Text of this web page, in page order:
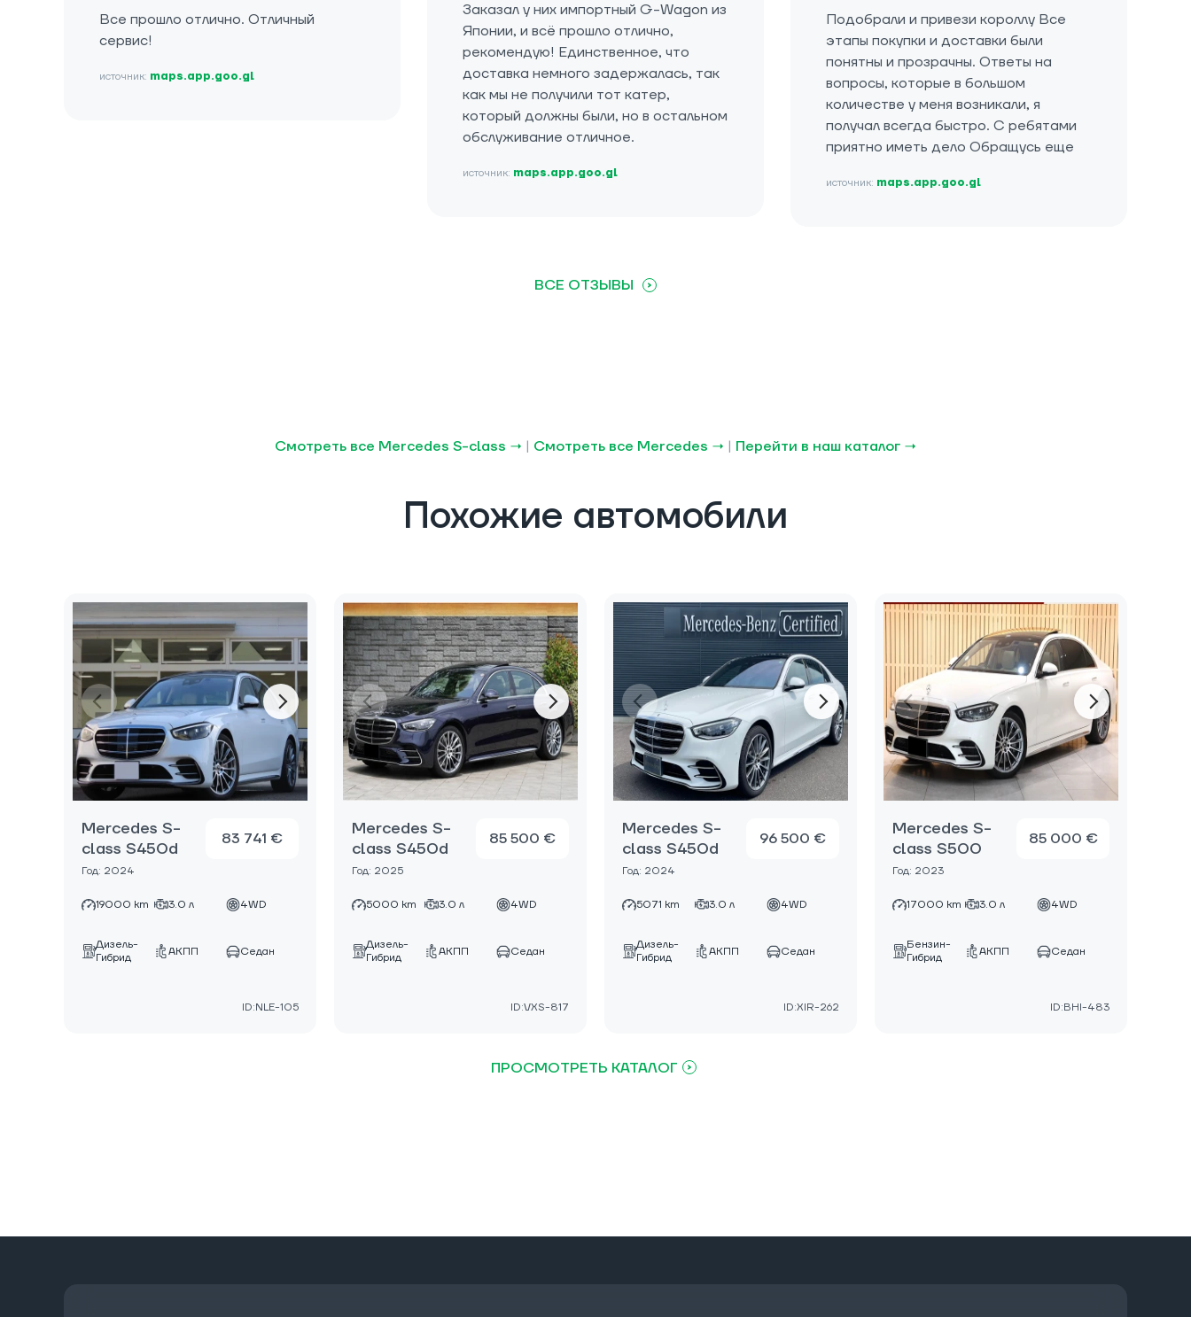
Все прошло отлично. Отличный
сервис!
источник: maps.app.goo.gl
Заказал у них импортный G-Wagon из
Японии, и всё прошло отлично,
рекомендую! Единственное, что
доставка немного задержалась, так
как мы не получили тот катер,
который должны были, но в остальном
обслуживание отличное.
источник: maps.app.goo.gl
Подобрали и привези короллу Все
этапы покупки и доставки были
понятны и прозрачны. Ответы на
вопросы, которые в большом
количестве у меня возникали, я
получал всегда быстро. С ребятами
приятно иметь дело Обращусь еще
источник: maps.app.goo.gl
ВСЕ ОТЗЫВЫ
Смотреть все Mercedes S-class → | Смотреть все Mercedes → | Перейти в наш каталог →
Похожие автомобили
Mercedes S-
class S450d
Год: 2024
83 741 €
19000 km 3.0 л 4WD
Дизель-
Гибрид
АКПП Седан
ID:NLE-105
Mercedes S-
class S450d
Год: 2025
85 500 €
5000 km 3.0 л 4WD
Дизель-
Гибрид
АКПП Седан
ID:VXS-817
Mercedes S-
class S450d
Год: 2024
96 500 €
5071 km 3.0 л 4WD
Дизель-
Гибрид
АКПП Седан
ID:XIR-262
Mercedes S-
class S500
Год: 2023
85 000 €
17000 km 3.0 л 4WD
Бензин-
Гибрид
АКПП Седан
ID:BHI-483
ПРОСМОТРЕТЬ КАТАЛОГ